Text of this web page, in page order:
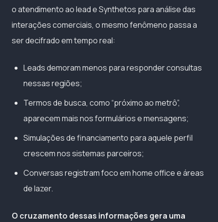
o atendimento ao lead e Synthetos para análise das
interações comerciais, o mesmo fenômeno passa a
ser decifrado em tempo real:
Leads demoram menos para responder consultas
nessas regiões;
Termos de busca, como “próximo ao metrô”,
aparecem mais nos formulários e mensagens;
Simulações de financiamento para aquele perfil
crescem nos sistemas parceiros;
Conversas registram foco em home office e áreas
de lazer.
O cruzamento dessas informações gera uma